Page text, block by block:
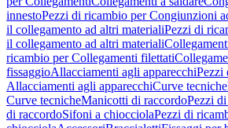
innestoPezzi di ricambio per Congiunzioni
il collegamento ad altri materialiPezzi di
il collegamento ad altri materiali
ricambio per Collegamenti filettati
fissaggioAllacciamenti agli apparecchiPezzi
Allacciamenti agli apparecchiCurve tecniche
Curve tecnicheManicotti di raccordoPezzi
di raccordoSifoni a chiocciolaPezzi di